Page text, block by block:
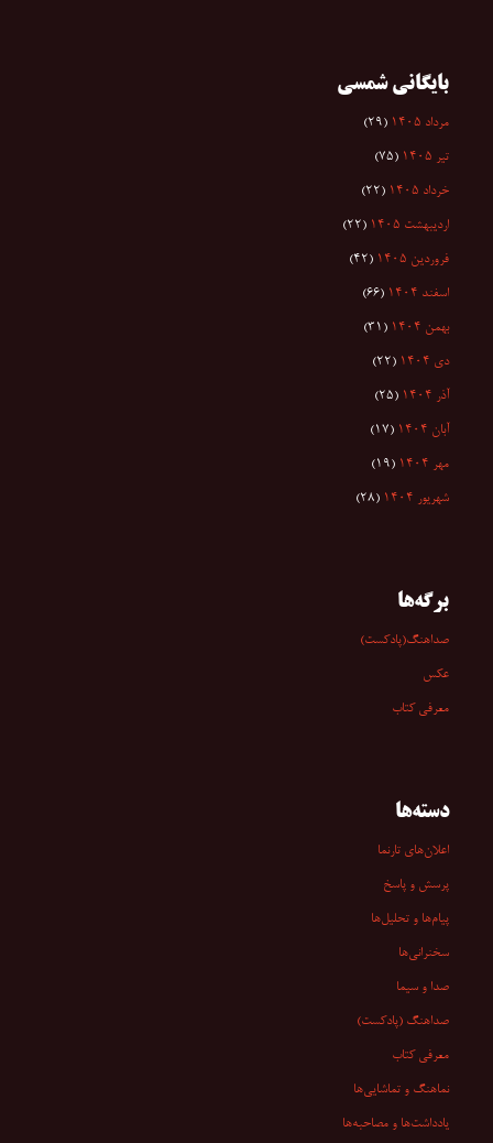
بایگانی شمسی
مرداد ۱۴۰۵ (۲۹)
تیر ۱۴۰۵ (۷۵)
خرداد ۱۴۰۵ (۲۲)
اردیبهشت ۱۴۰۵ (۲۲)
فروردین ۱۴۰۵ (۴۲)
اسفند ۱۴۰۴ (۶۶)
بهمن ۱۴۰۴ (۳۱)
دی ۱۴۰۴ (۲۲)
آذر ۱۴۰۴ (۲۵)
آبان ۱۴۰۴ (۱۷)
مهر ۱۴۰۴ (۱۹)
شهریور ۱۴۰۴ (۲۸)
برگه‌ها
صداهنگ(پادکست)
عکس
معرفی کتاب
دسته‌ها
اعلان‌های تارنما
پرسش و پاسخ
پیام‌ها و تحلیل‌ها
سخنرانی‏‏‌ها
صدا و سیما
صداهنگ (پادکست)
معرفی کتاب
نماهنگ و تماشایی‌ها
یادداشت‌ها و مصاحبه‌ها